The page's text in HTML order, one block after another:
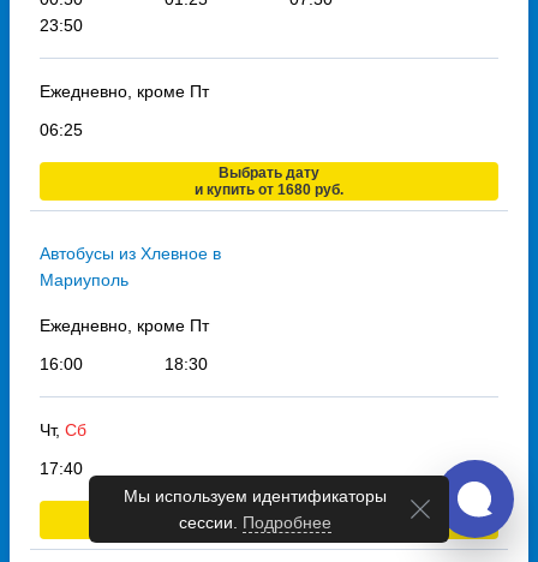
23:50
Ежедневно, кроме Пт
06:25
Выбрать дату
и купить от 1680 руб.
Автобусы из Хлевное в
Мариуполь
Ежедневно, кроме Пт
16:00
18:30
Чт, Сб
17:40
Выбрать дату
и купить от 6300 руб.
Мы используем идентификаторы
сессии. Подробнее